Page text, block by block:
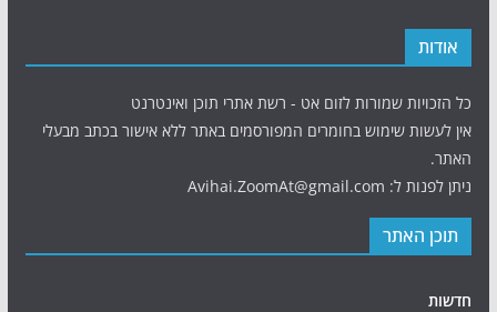
אודות
כל הזכויות שמורות לזום אט - רשת אתרי תוכן ואינטרנט
אין לעשות שימוש בחומרים המפורסמים באתר ללא אישור בכתב מבעלי
האתר.
ניתן לפנות ל: Avihai.ZoomAt@gmail.com
תוכן האתר
חדשות